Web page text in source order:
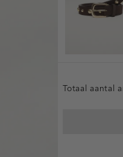
Totaal aantal